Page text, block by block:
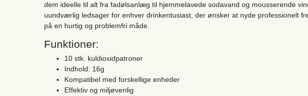
dem ideelle til alt fra fadølsanlæg til hjemmelavede sodavand og mousserende
uundværlig ledsager for enhver drinkentusiast, der ønsker at nyde professionelt
på en hurtig og problemfri måde.
Funktioner:
10 stk. kuldioxidpatroner
Indhold: 16g
Kompatibel med forskellige enheder
Effektiv og miljøvenlig